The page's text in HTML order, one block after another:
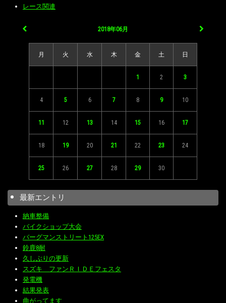
レース関連
2018年06月
月 火 水 木 金 土 日
1 2 3
4 5 6 7 8 9 10
11 12 13 14 15 16 17
18 19 20 21 22 23 24
25 26 27 28 29 30
最新エントリ
納車整備
バイクショップ大会
バーグマンストリート125EX
鈴鹿8耐
久しぶりの更新
スズキ ファンＲＩＤＥフェスタ
発電機
結果発表
曲がってます